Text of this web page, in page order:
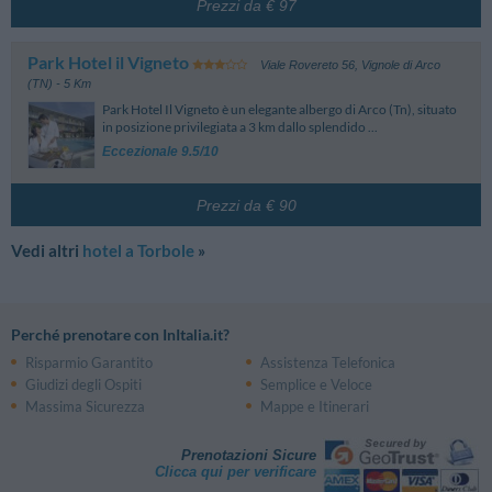
Prezzi da € 97
Park Hotel il Vigneto Viale Rovereto 56, Vignole di Arco
(TN) - 5 Km
Park Hotel Il Vigneto è un elegante albergo di Arco (Tn), situato
in posizione privilegiata a 3 km dallo splendido ...
Eccezionale 9.5/10
Prezzi da € 90
Vedi altri hotel a Torbole »
Perché prenotare con InItalia.it?
Risparmio Garantito
Assistenza Telefonica
Giudizi degli Ospiti
Semplice e Veloce
Massima Sicurezza
Mappe e Itinerari
Prenotazioni Sicure
Clicca qui per verificare